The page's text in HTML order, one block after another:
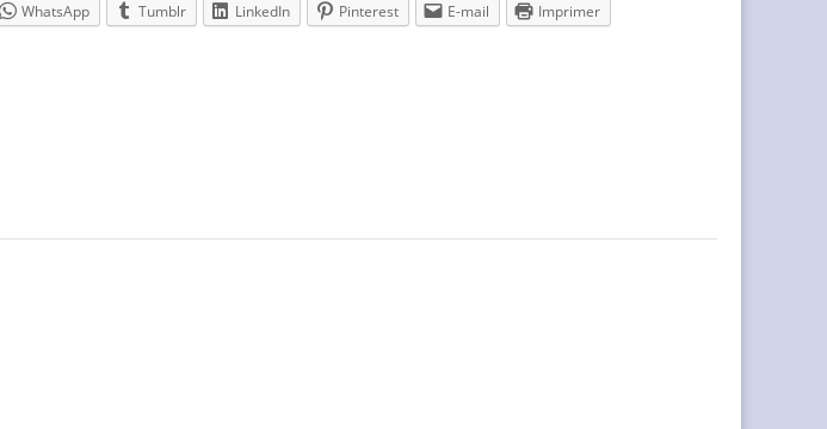
WhatsApp Tumblr LinkedIn Pinterest E-mail Imprimer